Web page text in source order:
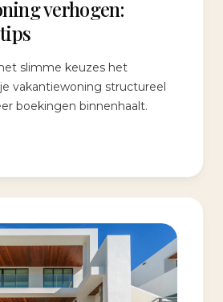
verhogen:
slimme keuzes het
vakantiewoning structureel
boekingen binnenhaalt.